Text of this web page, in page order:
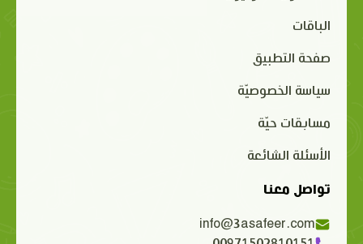
الباقات
صفحة التطبيق
سياسة الخصوصيّة
مسابقات حيّة
الأسئلة الشائعة
تواصل معنا
info@3asafeer.com